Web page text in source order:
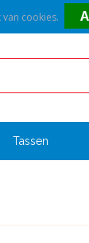
Tassen
cookies.